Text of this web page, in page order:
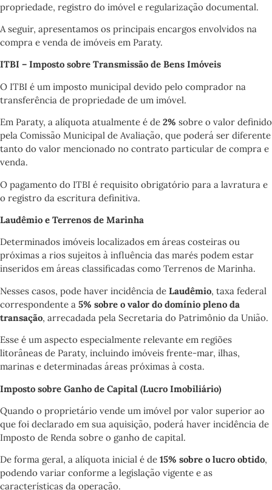
propriedade, registro do imóvel e regularização documental.
A seguir, apresentamos os principais encargos envolvidos na
compra e venda de imóveis em Paraty.
ITBI – Imposto sobre Transmissão de Bens Imóveis
O ITBI é um imposto municipal devido pelo comprador na
transferência de propriedade de um imóvel.
Em Paraty, a alíquota atualmente é de 2% sobre o valor definido
pela Comissão Municipal de Avaliação, que poderá ser diferente
tanto do valor mencionado no contrato particular de compra e
venda.
O pagamento do ITBI é requisito obrigatório para a lavratura e
o registro da escritura definitiva.
Laudêmio e Terrenos de Marinha
Determinados imóveis localizados em áreas costeiras ou
próximas a rios sujeitos à influência das marés podem estar
inseridos em áreas classificadas como Terrenos de Marinha.
Nesses casos, pode haver incidência de Laudêmio, taxa federal
correspondente a 5% sobre o valor do domínio pleno da
transação, arrecadada pela Secretaria do Patrimônio da União.
Esse é um aspecto especialmente relevante em regiões
litorâneas de Paraty, incluindo imóveis frente-mar, ilhas,
marinas e determinadas áreas próximas à costa.
Imposto sobre Ganho de Capital (Lucro Imobiliário)
Quando o proprietário vende um imóvel por valor superior ao
que foi declarado em sua aquisição, poderá haver incidência de
Imposto de Renda sobre o ganho de capital.
De forma geral, a alíquota inicial é de 15% sobre o lucro obtido,
podendo variar conforme a legislação vigente e as
características da operação.